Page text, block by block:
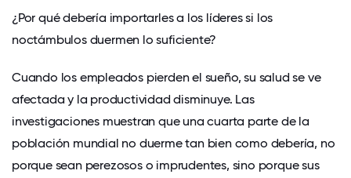
¿Por qué debería importarles a los líderes si los
noctámbulos duermen lo suficiente?
Cuando los empleados pierden el sueño, su salud se ve
afectada y la productividad disminuye. Las
investigaciones muestran que una cuarta parte de la
población mundial no duerme tan bien como debería, no
porque sean perezosos o imprudentes, sino porque sus